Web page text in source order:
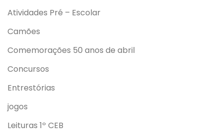
Atividades Pré – Escolar
Camões
Comemorações 50 anos de abril
Concursos
Entrestórias
jogos
Leituras 1º CEB